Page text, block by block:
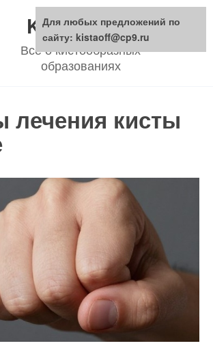
KistaOFF.ru
Все о кистообразных
образованиях
лечения кисты
Для любых предложений по
сайту: kistaoff@cp9.ru